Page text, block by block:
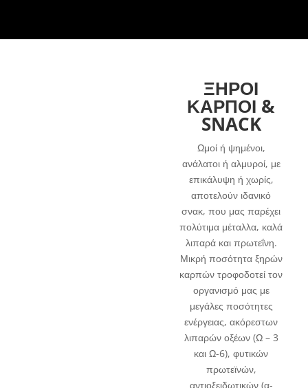
ΞΗΡΟΙ
ΚΑΡΠΟΙ &
SNACK
Ωμοί ή ψημένοι,
ανάλατοι ή αλμυροί, με
επικάλυψη ή χωρίς,
αποτελούν ιδανικό
σνακ, που μας παρέχει
πολύτιμα μέταλλα, καλά
λιπαρά και πρωτεΐνη.
Μικρή ποσότητα ξηρών
καρπών τροφοδοτεί τον
οργανισμό μας με
μεγάλες ποσότητες
ενέργειας, ακόρεστων
λιπαρών οξέων (Ω – 3
και Ω-6), φυτικών
πρωτεϊνών,
αντιοξειδωτικών (α-